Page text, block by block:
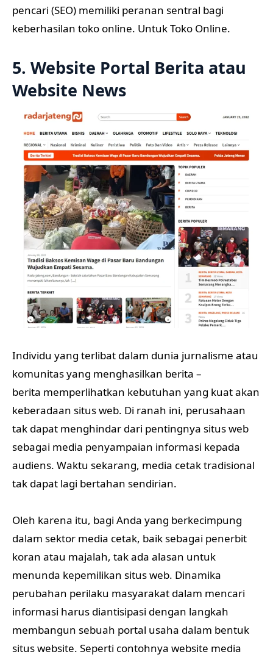
pencari (SEO) memiliki peranan sentral bagi
keberhasilan toko online. Untuk Toko Online.
5. Website Portal Berita atau
Website News
Individu yang terlibat dalam dunia jurnalisme atau
komunitas yang menghasilkan berita –
berita memperlihatkan kebutuhan yang kuat akan
keberadaan situs web. Di ranah ini, perusahaan
tak dapat menghindar dari pentingnya situs web
sebagai media penyampaian informasi kepada
audiens. Waktu sekarang, media cetak tradisional
tak dapat lagi bertahan sendirian.
Oleh karena itu, bagi Anda yang berkecimpung
dalam sektor media cetak, baik sebagai penerbit
koran atau majalah, tak ada alasan untuk
menunda kepemilikan situs web. Dinamika
perubahan perilaku masyarakat dalam mencari
informasi harus diantisipasi dengan langkah
membangun sebuah portal usaha dalam bentuk
situs website. Seperti contohnya website media